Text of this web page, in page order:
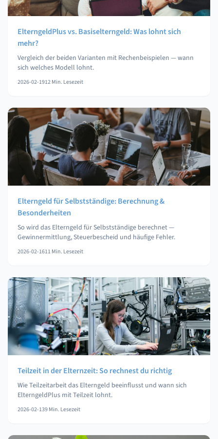
ElterngeldPlus vs. Basiselterngeld: Was lohnt sich
mehr?
Vergleich der beiden Varianten mit Rechenbeispielen — wann
sich welches Modell lohnt.
2026-02-1912Min. Lesezeit
Elterngeld für Selbstständige: Berechnung &
Besonderheiten
So wird das Elterngeld für Selbstständige berechnet —
Gewinnermittlung, Steuerbescheid und häufige Fehler.
2026-02-1611Min. Lesezeit
Teilzeit in der Elternzeit: So rechnest du richtig
Wie Teilzeitarbeit das Elterngeld beeinflusst und wann sich
ElterngeldPlus mit Teilzeit lohnt.
2026-02-139Min. Lesezeit